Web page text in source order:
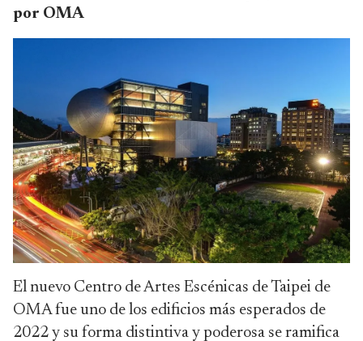
por OMA
El nuevo Centro de Artes Escénicas de Taipei de
OMA fue uno de los edificios más esperados de
2022 y su forma distintiva y poderosa se ramifica